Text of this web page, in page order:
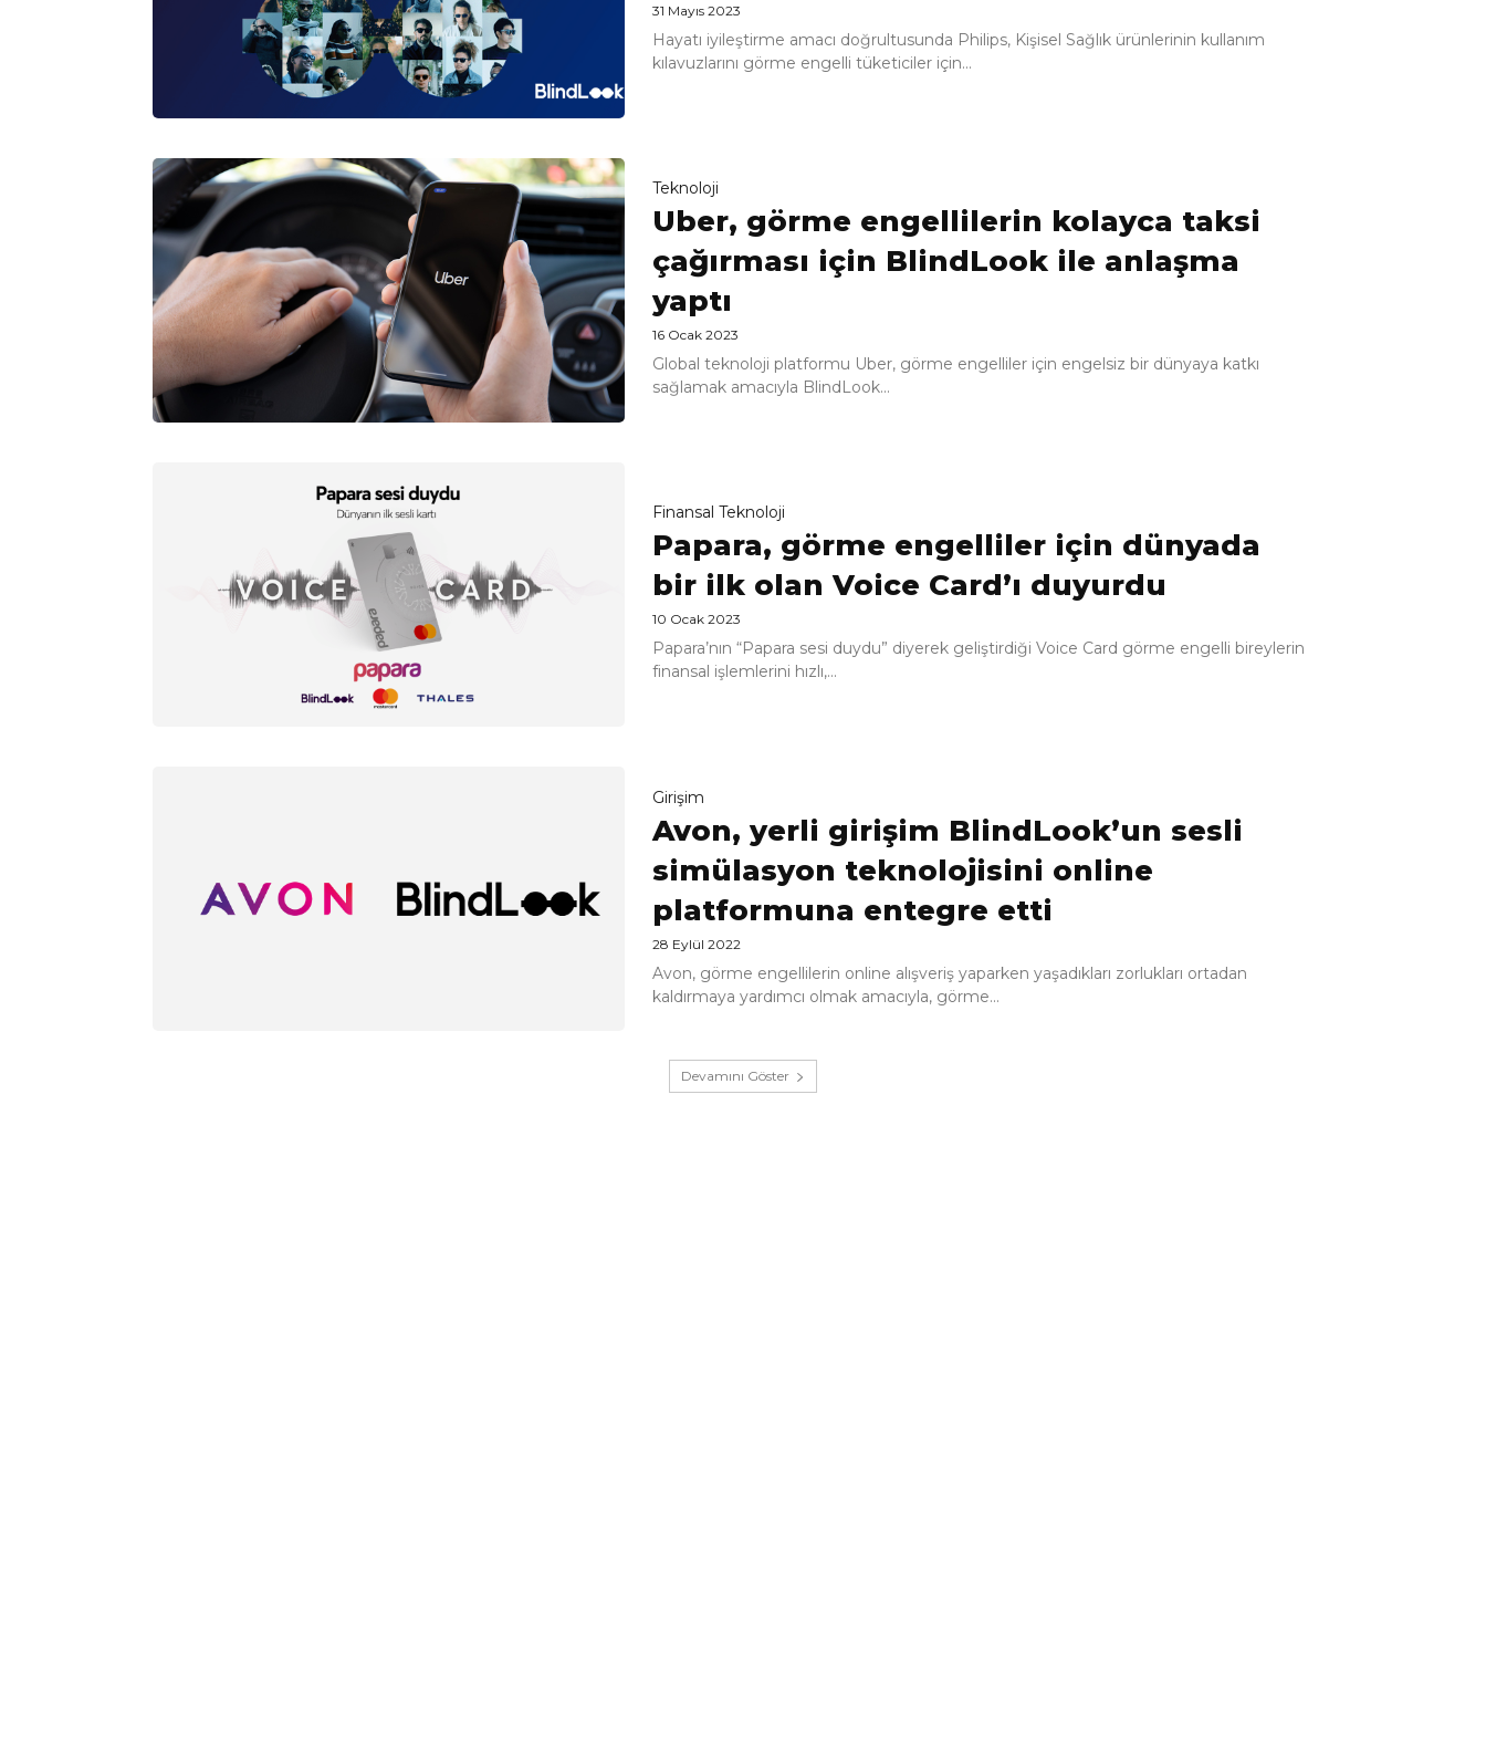
31 Mayıs 2023
Hayatı iyileştirme amacı doğrultusunda Philips, Kişisel Sağlık ürünlerinin kullanım
kılavuzlarını görme engelli tüketiciler için...
Teknoloji
Uber, görme engellilerin kolayca taksi
çağırması için BlindLook ile anlaşma
yaptı
16 Ocak 2023
Global teknoloji platformu Uber, görme engelliler için engelsiz bir dünyaya katkı
sağlamak amacıyla BlindLook...
Finansal Teknoloji
Papara, görme engelliler için dünyada
bir ilk olan Voice Card’ı duyurdu
10 Ocak 2023
Papara’nın “Papara sesi duydu” diyerek geliştirdiği Voice Card görme engelli bireylerin
finansal işlemlerini hızlı,...
Girişim
Avon, yerli girişim BlindLook’un sesli
simülasyon teknolojisini online
platformuna entegre etti
28 Eylül 2022
Avon, görme engellilerin online alışveriş yaparken yaşadıkları zorlukları ortadan
kaldırmaya yardımcı olmak amacıyla, görme...
Devamını Göster